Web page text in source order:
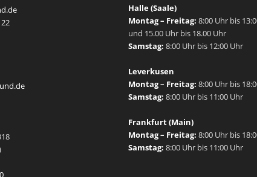
Halle (Saale)
Montag – Freitag:8:00 Uhr bis
und 15.00 Uhr bis 18.00 Uhr
Samstag:8:00 Uhr bis 12:00 Uhr
Leverkusen
Montag – Freitag:8:00 Uhr bis
Samstag:8:00 Uhr bis 11:00 Uhr
Frankfurt (Main)
Montag – Freitag:8:00 Uhr bis
Samstag:8:00 Uhr bis 11:00 Uhr